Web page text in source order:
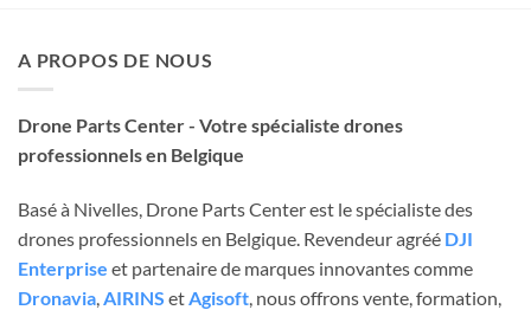
A PROPOS DE NOUS
Drone Parts Center - Votre spécialiste drones
professionnels en Belgique
Basé à Nivelles, Drone Parts Center est le spécialiste des
drones professionnels en Belgique. Revendeur agréé DJI
Enterprise et partenaire de marques innovantes comme
Dronavia,AIRINS etAgisoft, nous offrons vente, formation,